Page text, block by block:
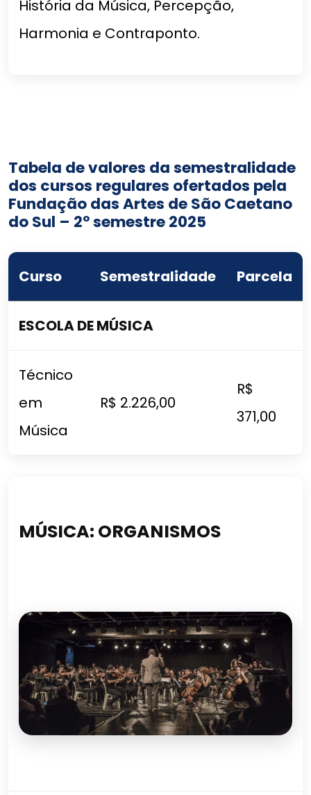
História da Música, Percepção,
Harmonia e Contraponto.
Tabela de valores da semestralidade
dos cursos regulares ofertados pela
Fundação das Artes de São Caetano
do Sul – 2º semestre 2025
Curso Semestralidade Parcela
ESCOLA DE MÚSICA
Técnico
em
Música
R$ 2.226,00
R$
371,00
MÚSICA: ORGANISMOS